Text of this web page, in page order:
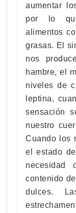
aumentar
por lo
alimentos
grasas. El
nos
hambre, el
niveles de
leptina,
sensación
nuestro
Cuando los
el estado
necesidad
contenido
dulces.